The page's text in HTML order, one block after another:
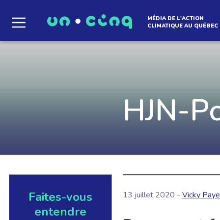
Le média qui
Que des solutions concrètes et inspirantes.
EN SAVOIR +
MÉDIA DE L'ACTION
CLIMATIQUE AU QUÉBEC
HJN-
Faites-vous
entendre
13 juillet 2020 - Vicky